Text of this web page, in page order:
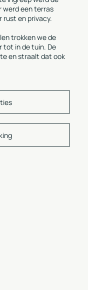
werd een terras
rust en privacy.
trokken we de
tot in de tuin. De
en straalt dat ook